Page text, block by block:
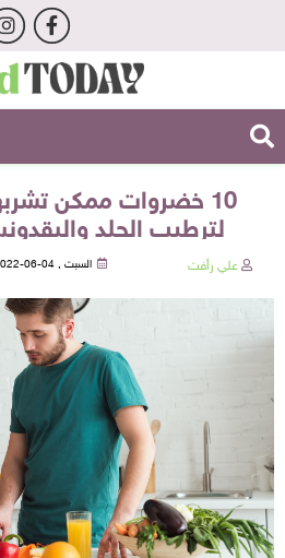
10 خضروات ممكن
لترطيب الجلد
علي رأفت السبت , 04-06-2022